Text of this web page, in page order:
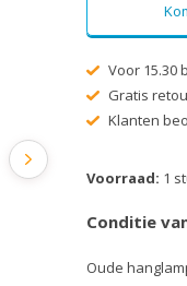
Voor 15.30
Gratis
Klanten
Voorraad: 1
Conditie
Oude